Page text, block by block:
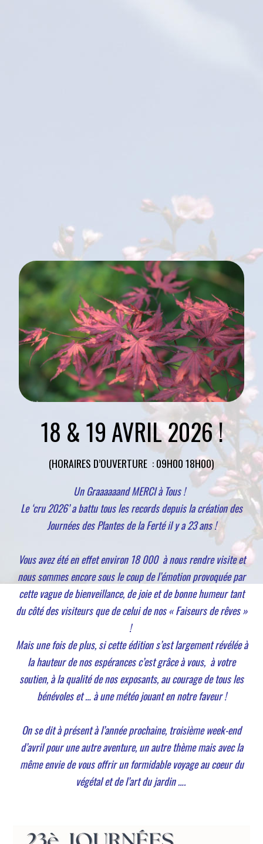
18 & 19 AVRIL 2026 !
(HORAIRES D’OUVERTURE : 09H00 18H00)
Un Graaaaaand MERCI à Tous !
Le ‘cru 2026’ a battu tous les records depuis la création des
Journées des Plantes de la Ferté il y a 23 ans !
Vous avez été en effet environ 18 000 à nous rendre visite et
nous sommes encore sous le coup de l’émotion provoquée par
cette vague de bienveillance, de joie et de bonne humeur tant
du côté des visiteurs que de celui de nos « Faiseurs de rêves »
!
Mais une fois de plus, si cette édition s’est largement révélée à
la hauteur de nos espérances c’est grâce à vous, à votre
soutien, à la qualité de nos exposants, au courage de tous les
bénévoles et … à une météo jouant en notre faveur !
On se dit à présent à l’année prochaine, troisième week-end
d’avril pour une autre aventure, un autre thème mais avec la
même envie de vous offrir un formidable voyage au coeur du
végétal et de l’art du jardin ….